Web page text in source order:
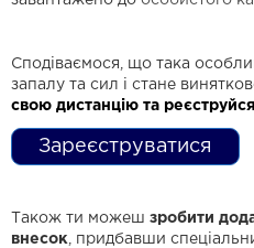
Сподіваємося, що така
запалу та сил і стане
свою дистанцію та
Зареєструватися
Також ти можеш зробити
внесок , придбавши